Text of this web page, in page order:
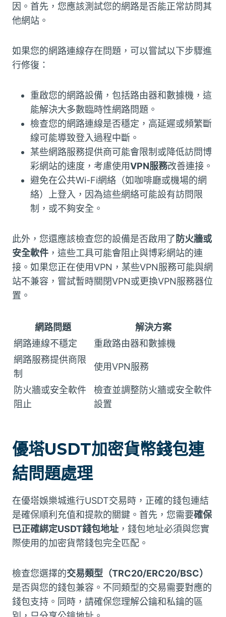
因。首先，您應該測試您的網路是否能正常訪問其
他網站。
如果您的網路連線存在問題，可以嘗試以下步驟進
行修復：
重啟您的網路設備，包括路由器和數據機，這
能解決大多數臨時性網路問題。
檢查您的網路連線是否穩定，高延遲或頻繁斷
線可能導致登入過程中斷。
某些網路服務提供商可能會限制或降低訪問博
彩網站的速度，考慮使用VPN服務改善連接。
避免在公共Wi-Fi網絡（如咖啡廳或機場的網
絡）上登入，因為這些網絡可能設有訪問限
制，或不夠安全。
此外，您還應該檢查您的設備是否啟用了 防火牆或
安全軟件 ，這些工具可能會阻止與博彩網站的連
接。如果您正在使用VPN，某些VPN服務可能與網
站不兼容，嘗試暫時關閉VPN或更換VPN服務器位
置。
網路問題
解決方案
網路連線不穩定
重啟路由器和數據機
網路服務提供商限
制
使用VPN服務
防火牆或安全軟件
阻止
檢查並調整防火牆或安全軟件
設置
優塔USDT加密貨幣錢包連
結問題處理
在優塔娛樂城進行USDT交易時，正確的錢包連結
是確保順利充值和提款的關鍵。首先，您需要確保
已正確綁定USDT錢包地址 ，錢包地址必須與您實
際使用的加密貨幣錢包完全匹配。
檢查您選擇的交易類型（TRC20/ERC20/BSC）
是否與您的錢包兼容。不同類型的交易需要對應的
錢包支持。同時，請確保您理解公鑰和私鑰的區